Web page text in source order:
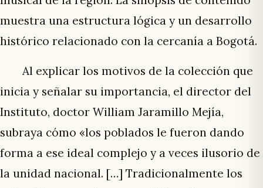
muestra una estructura lógica y un desarrollo
histórico relacionado con la cercanía a Bogotá.
Al explicar los motivos de la colección que
inicia y señalar su importancia, el director del
Instituto, doctor William Jaramillo Mejía,
subraya cómo «los poblados le fueron dando
forma a ese ideal complejo y a veces ilusorio de
la unidad nacional. […] Tradicionalmente los